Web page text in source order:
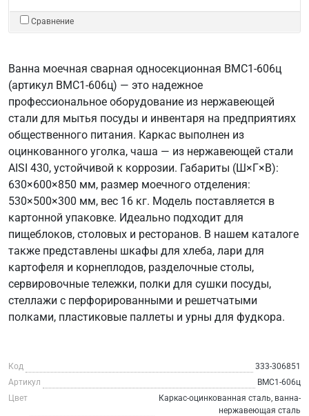
Сравнение
Ванна моечная сварная односекционная ВМС1-606ц
(артикул ВМС1-606ц) — это надежное
профессиональное оборудование из нержавеющей
стали для мытья посуды и инвентаря на предприятиях
общественного питания. Каркас выполнен из
оцинкованного уголка, чаша — из нержавеющей стали
AISI 430, устойчивой к коррозии. Габариты (Ш×Г×В):
630×600×850 мм, размер моечного отделения:
530×500×300 мм, вес 16 кг. Модель поставляется в
картонной упаковке. Идеально подходит для
пищеблоков, столовых и ресторанов. В нашем каталоге
также представлены шкафы для хлеба, лари для
картофеля и корнеплодов, разделочные столы,
сервировочные тележки, полки для сушки посуды,
стеллажи с перфорированными и решетчатыми
полками, пластиковые паллеты и урны для фудкора.
Код
333-306851
Артикул
ВМС1-606ц
Цвет
Каркас-оцинкованная сталь, ванна-
нержавеющая сталь